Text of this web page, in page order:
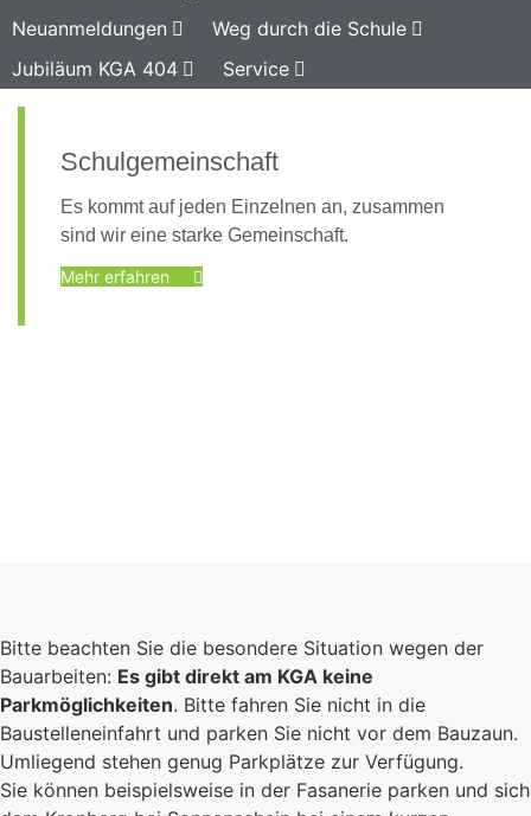
Neuanmeldungen
Weg durch die Schule
Jubiläum KGA 404
Service
Schulgemeinschaft
Es kommt auf jeden Einzelnen an, zusammen
sind wir eine starke Gemeinschaft.
Mehr erfahren
Bitte beachten Sie die besondere Situation wegen der
Bauarbeiten: Es gibt direkt am KGA keine
Parkmöglichkeiten. Bitte fahren Sie nicht in die
Baustelleneinfahrt und parken Sie nicht vor dem Bauzaun.
Umliegend stehen genug Parkplätze zur Verfügung.
Sie können beispielsweise in der Fasanerie parken und sich